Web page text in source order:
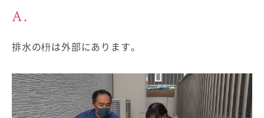
商品紹介
家づくりについて
A.
排水の枡は外部にあります。